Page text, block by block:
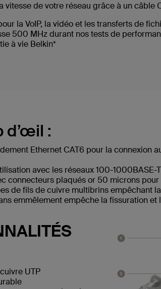
vitesse de votre réseau grâce à un câble
la VoIP, la vidéo et les transferts de
500 MHz durant nos tests de
à vie Belkin*
d’œil :
Ethernet CAT6 pour la connexion
avec les réseaux 100-1000BASE-T
connecteurs plaqués or 50 microns
de fils de cuivre multibrins empêchant
emmêlement empêche la fissuration et
UTP